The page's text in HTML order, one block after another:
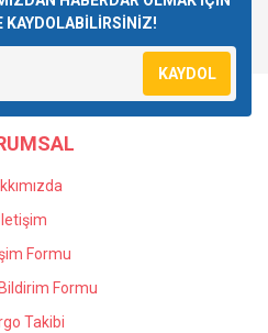
Yaz
veya görüntülenemiyor.
bilgiler bulunuyor.
daha pahalı.
Gönder
KAYDOLABİLİRSİNİZ!
KAYDOL
Formu
Formu
Takibi